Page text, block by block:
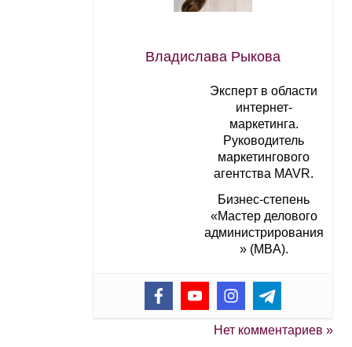
Владислава Рыкова
Эксперт в области
интернет-
маркетинга.
Руководитель
маркетингового
агентства MAVR.
Бизнес-степень
«Мастер делового
администрирования
» (MBA).
Нет комментариев »